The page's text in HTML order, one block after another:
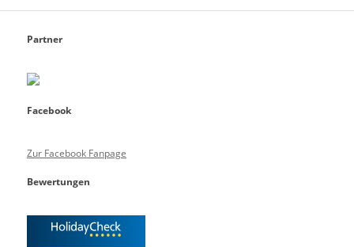
Partner
Facebook
Zur Facebook Fanpage
Bewertungen